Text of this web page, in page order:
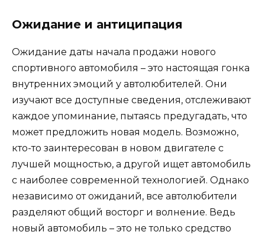
Ожидание и антиципация
Ожидание даты начала продажи нового
спортивного автомобиля – это настоящая гонка
внутренних эмоций у автолюбителей. Они
изучают все доступные сведения, отслеживают
каждое упоминание, пытаясь предугадать, что
может предложить новая модель. Возможно,
кто-то заинтересован в новом двигателе с
лучшей мощностью, а другой ищет автомобиль
с наиболее современной технологией. Однако
независимо от ожиданий, все автолюбители
разделяют общий восторг и волнение. Ведь
новый автомобиль – это не только средство